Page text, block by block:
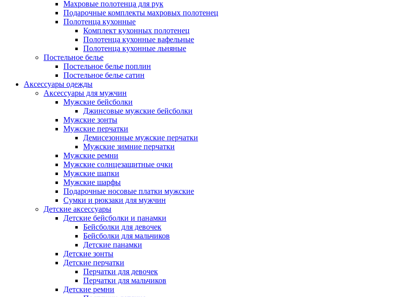
Махровые полотенца для рук
Подарочные комплекты махровых полотенец
Полотенца кухонные
Комплект кухонных полотенец
Полотенца кухонные вафельные
Полотенца кухонные льняные
Постельное белье
Постельное белье поплин
Постельное белье сатин
Аксессуары одежды
Аксессуары для мужчин
Мужские бейсболки
Джинсовые мужские бейсболки
Мужские зонты
Мужские перчатки
Демисезонные мужские перчатки
Мужские зимние перчатки
Мужские ремни
Мужские солнцезащитные очки
Мужские шапки
Мужские шарфы
Подарочные носовые платки мужские
Сумки и рюкзаки для мужчин
Детские аксессуары
Детские бейсболки и панамки
Бейсболки для девочек
Бейсболки для мальчиков
Детские панамки
Детские зонты
Детские перчатки
Перчатки для девочек
Перчатки для мальчиков
Детские ремни